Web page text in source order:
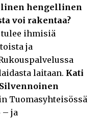
hengellinen
voi rakentaa?
ihmisiä
ja
laitaan. Kati
Tuomasyhteisössä
– ja